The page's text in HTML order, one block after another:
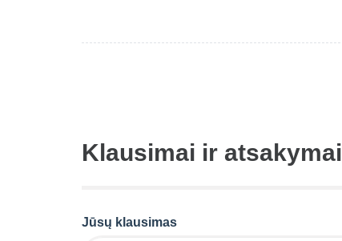
Klausimai ir atsakymai
Jūsų klausimas